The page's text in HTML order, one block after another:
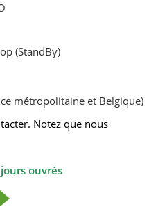
(StandBy)
métropolitaine et Belgique)
Notez que nous
ouvrés